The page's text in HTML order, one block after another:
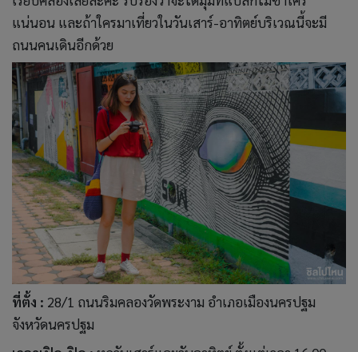
แน่นอน และถ้าใครมาเที่ยวในวันเสาร์-อาทิตย์บริเวณนี้จะมี
ถนนคนเดินอีกด้วย
ที่ตั้ง : 28/1 ถนนริมคลองวัดพระงาม อำเภอเมืองนครปฐม
จังหวัดนครปฐม